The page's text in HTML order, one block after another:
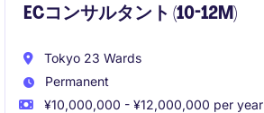
ECコンサルタント (10-12M)
Tokyo 23 Wards
Permanent
¥10,000,000 - ¥12,000,000 per year